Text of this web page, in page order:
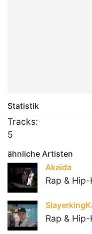
Statistik
Tracks:
5
ähnliche Artisten
Akaida
Rap &
Rap &